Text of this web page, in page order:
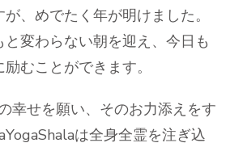
、めでたく年が明けました。
と変わらない朝を迎え、今日も
むことができます。
幸せを願い、そのお力添えをす
は全身全霊を注ぎ込